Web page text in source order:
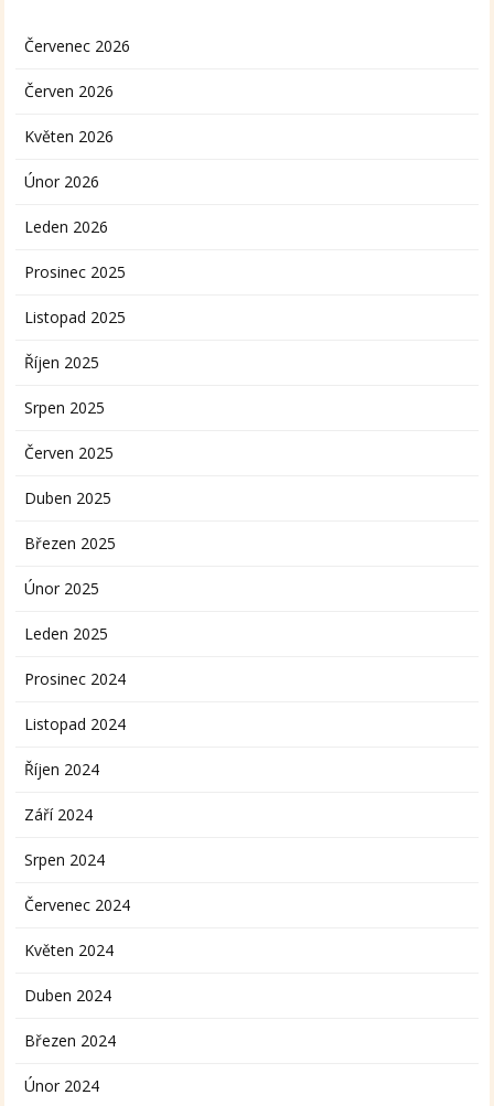
Červenec 2026
Červen 2026
Květen 2026
Únor 2026
Leden 2026
Prosinec 2025
Listopad 2025
Říjen 2025
Srpen 2025
Červen 2025
Duben 2025
Březen 2025
Únor 2025
Leden 2025
Prosinec 2024
Listopad 2024
Říjen 2024
Září 2024
Srpen 2024
Červenec 2024
Květen 2024
Duben 2024
Březen 2024
Únor 2024